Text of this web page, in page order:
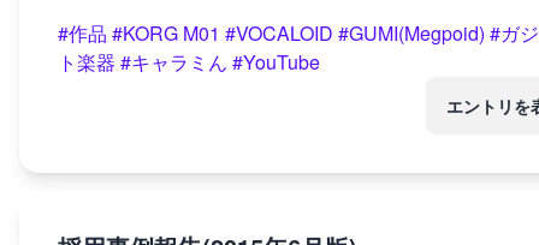
#作品 #KORG M01 #VOCALOID #GUMI(Megpoid) #ガ
ト楽器 #キャラミん #YouTube
エントリを